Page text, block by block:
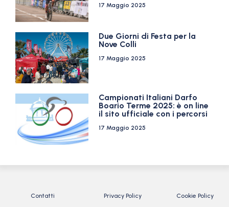
17 Maggio 2025
Due Giorni di Festa per la
Nove Colli
17 Maggio 2025
Campionati Italiani Darfo
Boario Terme 2025: è on line
il sito ufficiale con i percorsi
17 Maggio 2025
Contatti Privacy Policy Cookie Policy